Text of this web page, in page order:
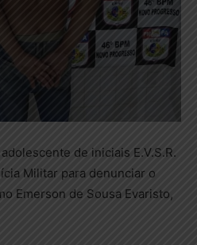
de iniciais E.V.S.R.
Militar para denunciar o
Emerson de Sousa Evaristo,